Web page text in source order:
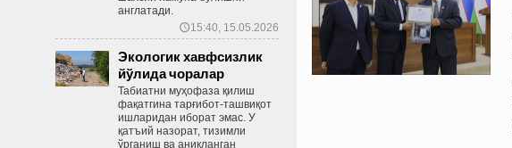
англатади.
🕔15:40, 15.05.2026
Экологик хавфсизлик
йўлида чоралар
Табиатни муҳофаза қилиш
фақатгина тарғибот-ташвиқот
ишларидан иборат эмас. У
қатъий назорат, тизимли
ўрганиш ва аниқланган